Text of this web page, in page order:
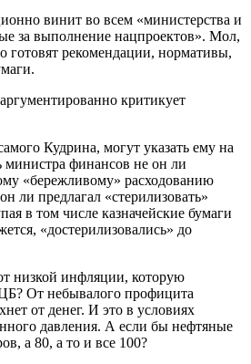
винит во всем «министерства и
за выполнение нацпроектов». Мол,
готовят рекомендации, нормативы,
критикует
Кудрина, могут указать ему на
министра финансов не он ли
«бережливому» расходованию
ли предлагал «стерилизовать»
в том числе казначейские бумаги
«достерилизовались» до
низкой инфляции, которую
От небывалого профицита
от денег. И это в условиях
давления. А если бы нефтяные
а 80, а то и все 100?